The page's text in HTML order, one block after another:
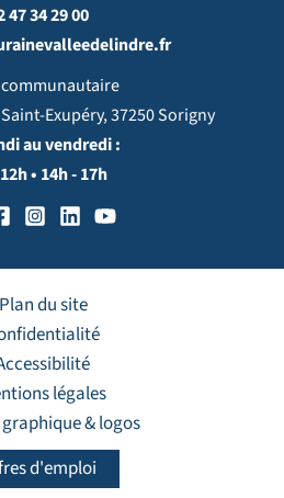
47 34 29 00
Exupéry, 37250 Sorigny
au vendredi :
• 14h - 17h
du site
légales
& logos
d'emploi